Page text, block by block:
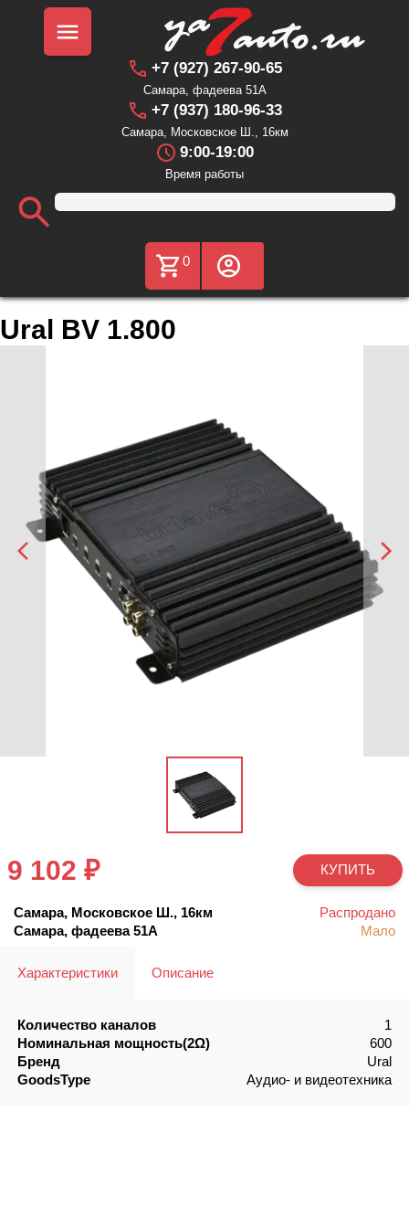
+7 (927) 267-90-65
Самара, фадеева 51А
+7 (937) 180-96-33
Самара, Московское Ш., 16км
9:00-19:00
Время работы
0
Ural BV 1.800
9 102 ₽ КУПИТЬ
Самара, Московское Ш., 16км
Распродано
Самара, фадеева 51А
Мало
Характеристики Описание
Количество каналов
1
Номинальная мощность(2Ω)
600
Бренд
Ural
GoodsType
Аудио- и видеотехника